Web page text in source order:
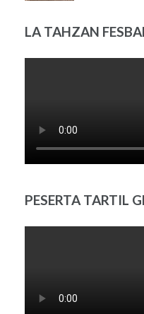
LA TAHZAN
PESERTA TARTIL